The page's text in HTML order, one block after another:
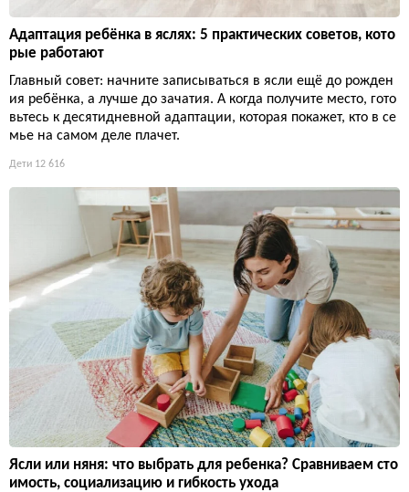
Адаптация ребёнка в яслях: 5 практических советов, кото
рые работают
Главный совет: начните записываться в ясли ещё до рожден
ия ребёнка, а лучше до зачатия. А когда получите место, гото
вьтесь к десятидневной адаптации, которая покажет, кто в се
мье на самом деле плачет.
Дети 12 616
Ясли или няня: что выбрать для ребенка? Сравниваем сто
имость, социализацию и гибкость ухода